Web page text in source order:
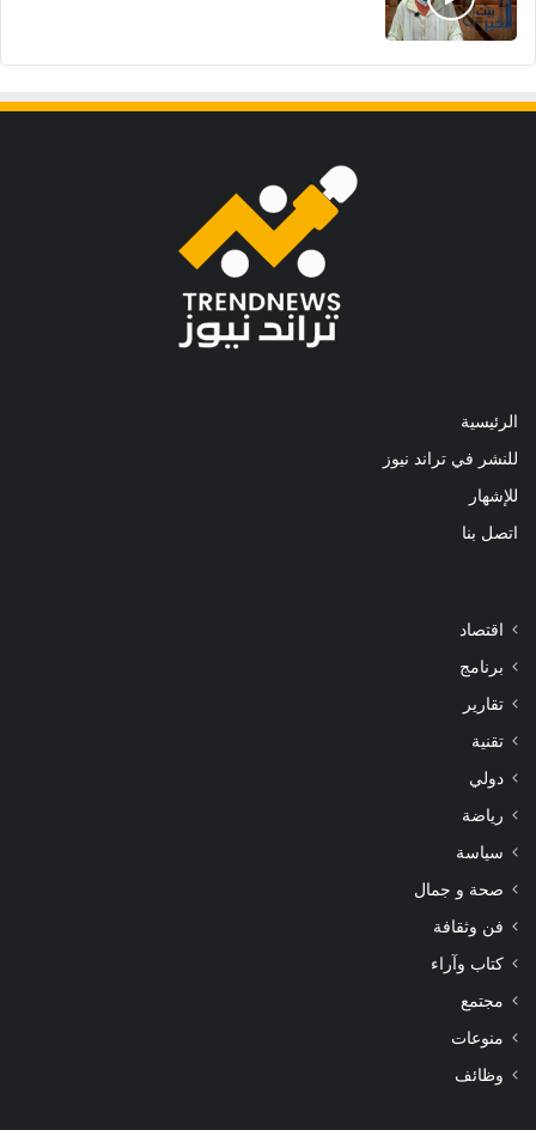
الرئيسية
للنشر في تراند نيوز
للإشهار
اتصل بنا
اقتصاد
برنامج
تقارير
تقنية
دولي
رياضة
سياسة
صحة و جمال
فن وثقافة
كتاب وآراء
مجتمع
منوعات
وظائف